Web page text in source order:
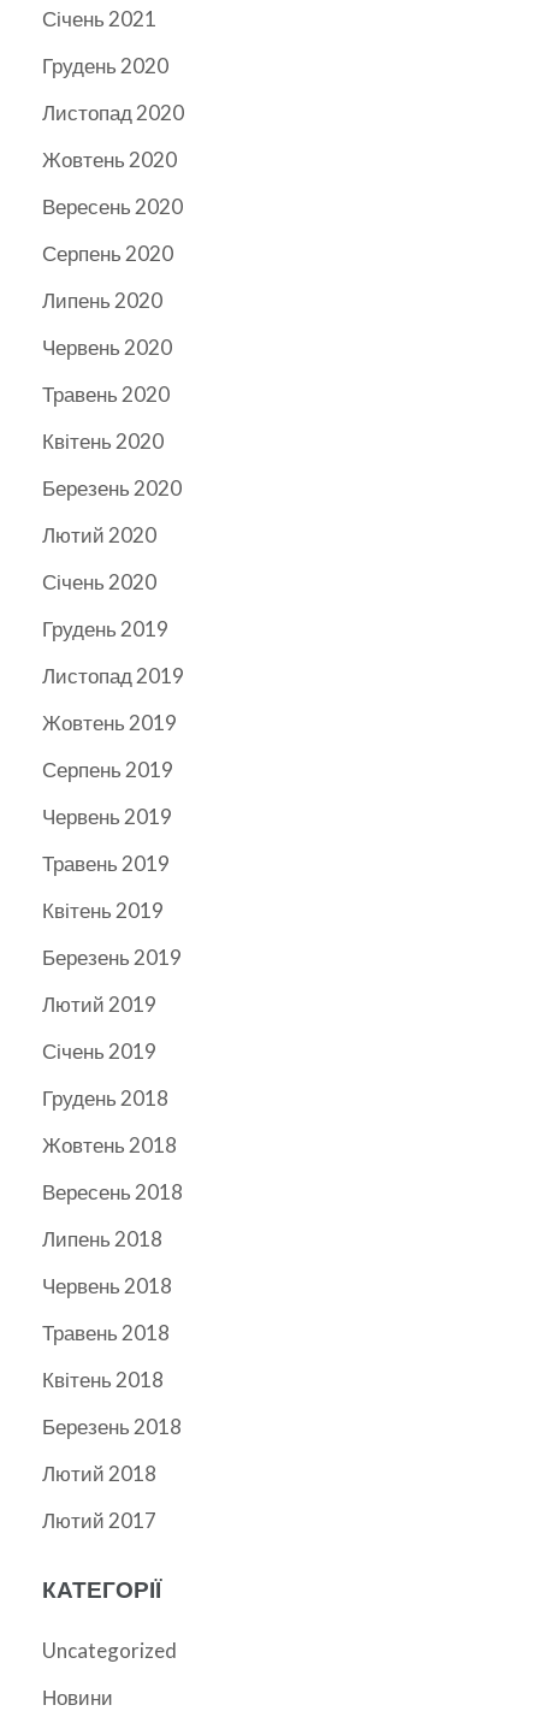
Січень 2021
Грудень 2020
Листопад 2020
Жовтень 2020
Вересень 2020
Серпень 2020
Липень 2020
Червень 2020
Травень 2020
Квітень 2020
Березень 2020
Лютий 2020
Січень 2020
Грудень 2019
Листопад 2019
Жовтень 2019
Серпень 2019
Червень 2019
Травень 2019
Квітень 2019
Березень 2019
Лютий 2019
Січень 2019
Грудень 2018
Жовтень 2018
Вересень 2018
Липень 2018
Червень 2018
Травень 2018
Квітень 2018
Березень 2018
Лютий 2018
Лютий 2017
КАТЕГОРІЇ
Uncategorized
Новини